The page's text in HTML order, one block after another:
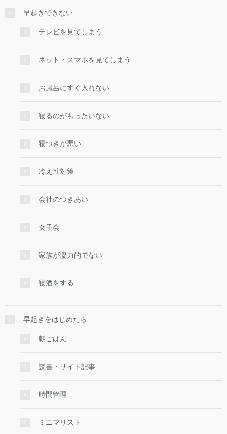
早起きできない
テレビを見てしまう
ネット・スマホを見てしまう
お風呂にすぐ入れない
寝るのがもったいない
寝つきが悪い
冷え性対策
会社のつきあい
女子会
家族が協力的でない
寝酒をする
早起きをはじめたら
朝ごはん
読書・サイト記事
時間管理
ミニマリスト